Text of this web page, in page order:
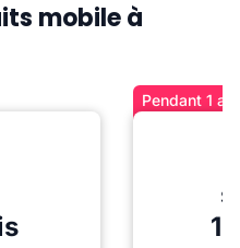
mobile à
Pendant 1